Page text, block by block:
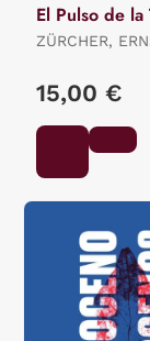
El Pulso de la
ZÜRCHER,
15,00 €